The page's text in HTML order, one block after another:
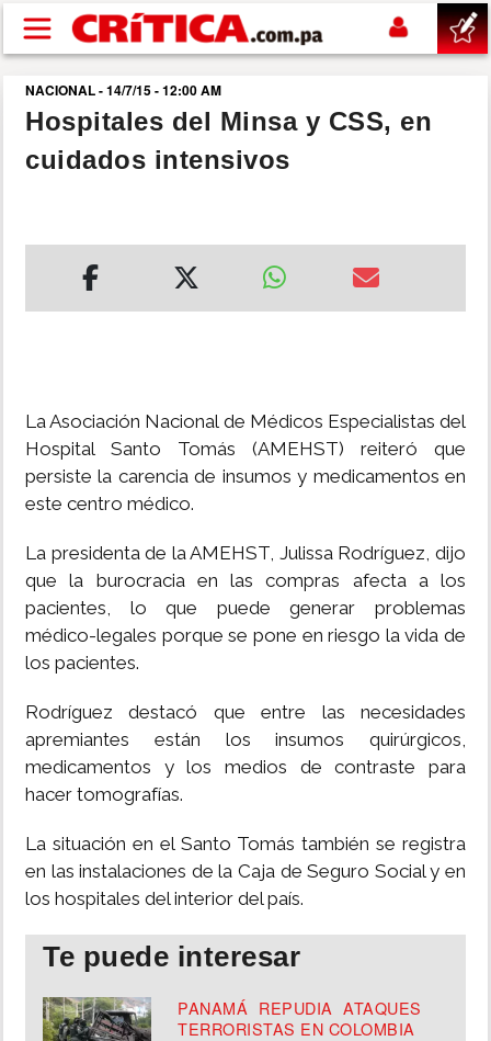
Pasar al contenido principal
buscar
SUCESOS
POLÍTICA
MUNDO
MULTIMEDIA
IMPRESO
NACIONAL - 14/7/15 - 12:00 AM
Hospitales del Minsa y CSS, en
cuidados intensivos
La Asociación Nacional de Médicos Especialistas del
Hospital Santo Tomás (AMEHST) reiteró que
persiste la carencia de insumos y medicamentos en
este centro médico.
La presidenta de la AMEHST, Julissa Rodríguez, dijo
que la burocracia en las compras afecta a los
pacientes, lo que puede generar problemas
médico-legales porque se pone en riesgo la vida de
los pacientes.
Rodríguez destacó que entre las necesidades
apremiantes están los insumos quirúrgicos,
medicamentos y los medios de contraste para
hacer tomografías.
La situación en el Santo Tomás también se registra
en las instalaciones de la Caja de Seguro Social y en
los hospitales del interior del país.
Te puede interesar
PANAMÁ REPUDIA ATAQUES
TERRORISTAS EN COLOMBIA